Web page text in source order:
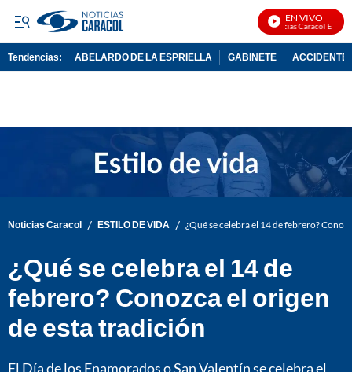
EN VIVO
Noticias Caracol En Vivo
Tendencias: ABELARDO DE LA ESPRIELLA GABINETE ACCIDENTE
Noticias Caracol / ESTILO DE VIDA / ¿Qué se celebra el 14 de febrero?
¿Qué se celebra el 14 de
febrero? Conozca el origen
de esta tradición
El Día de los Enamorados o San Valentín se celebra el